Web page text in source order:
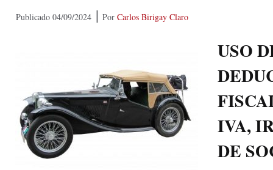
Publicado 04/09/2024 | Por Carlos Birigay Claro
USO
IVA,
DE